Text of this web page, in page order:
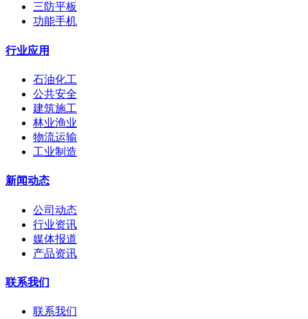
三防平板
功能手机
行业应用
石油化工
公共安全
建筑施工
林业渔业
物流运输
工业制造
新闻动态
公司动态
行业资讯
媒体报道
产品资讯
联系我们
联系我们